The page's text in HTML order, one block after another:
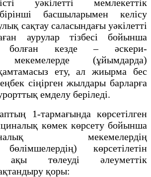
уәкілетті мемлекеттік
басшыларымен келісу
сақтау саласындағы уәкілетті
аурулар тізбесі бойынша
болған кезде – әскери-
мекемелерде (ұйымдарда)
ету, ал жиырма бес
сіңірген жылдары барларға
емделу беріледі.
1-тармағында көрсетілген
көмек көрсету бойынша
мекемелердің
көрсетілетін
ақы төлеуді әлеуметтік
қоры: